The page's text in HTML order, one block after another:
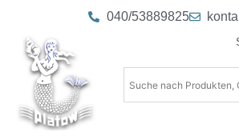
040/53889825